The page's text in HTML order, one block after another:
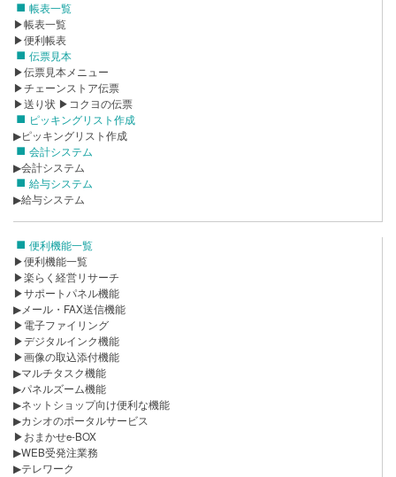
帳表一覧
▶帳表一覧
▶便利帳表
伝票見本
▶伝票見本メニュー
▶チェーンストア伝票
▶送り状 ▶コクヨの伝票
ピッキングリスト作成
▶ピッキングリスト作成
会計システム
▶会計システム
給与システム
▶給与システム
便利機能一覧
▶便利機能一覧
▶楽らく経営リサーチ
▶サポートパネル機能
▶メール・FAX送信機能
▶電子ファイリング
▶デジタルインク機能
▶画像の取込添付機能
▶マルチタスク機能
▶パネルズーム機能
▶ネットショップ向け便利な機能
▶カシオのポータルサービス
▶おまかせe-BOX
▶WEB受発注業務
▶テレワーク